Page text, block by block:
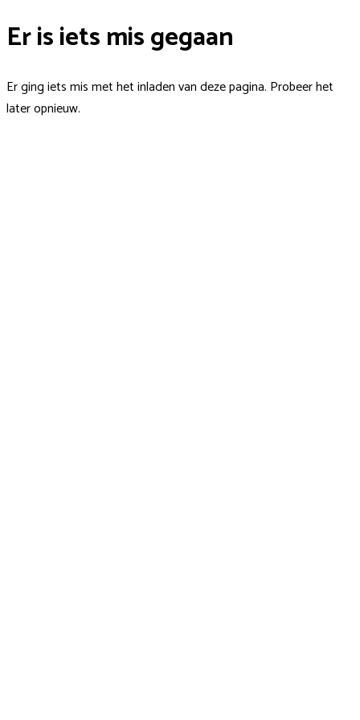
Er is iets mis gegaan
Er ging iets mis met het inladen van deze pagina. Probeer het
later opnieuw.